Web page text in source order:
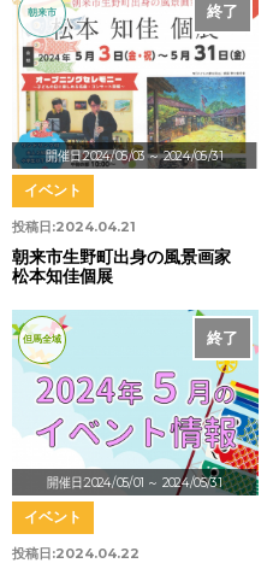
開催日:2024/05/03 ～ 2024/05/31
終了
朝来市
投稿日:2024.04.21
イベント
朝来市生野町出身の風景画家
松本知佳個展
開催日:2024/05/01 ～ 2024/05/31
終了
但馬全域
投稿日:2024.04.22
イベント